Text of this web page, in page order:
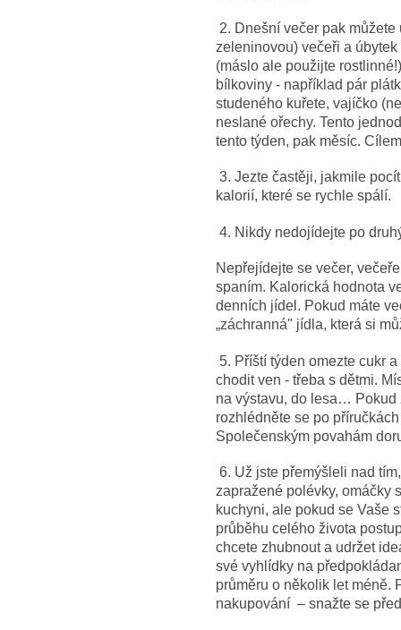
2. Dnešní večer pak
zeleninovou) večeři a
(máslo ale použijte
bílkoviny - například pár
studeného kuřete, vajíčko
neslané ořechy. Tento
tento týden, pak měsíc.
3. Jezte častěji, jakmile
kalorií, které se rychle spálí.
4. Nikdy nedojídejte po
Nepřejídejte se večer,
spaním. Kalorická hodnota
denních jídel. Pokud máte
„záchranná" jídla, která si
5. Příští týden omezte cukr
chodit ven - třeba s dětmi.
na výstavu, do lesa… Pokud
rozhlédněte se po
Společenským povahám
6. Už jste přemýšleli nad
zapražené polévky, omáčky
kuchyni, ale pokud se Vaše
průběhu celého života
chcete zhubnout a udržet
své vyhlídky na
průměru o několik let méně.
nakupování – snažte se